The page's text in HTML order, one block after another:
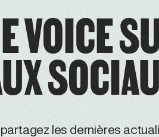
VOICE
les dernières